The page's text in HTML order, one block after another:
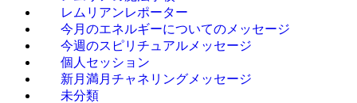
レムリアンレポーター
今月のエネルギーについてのメッセージ
今週のスピリチュアルメッセージ
個人セッション
新月満月チャネリングメッセージ
未分類